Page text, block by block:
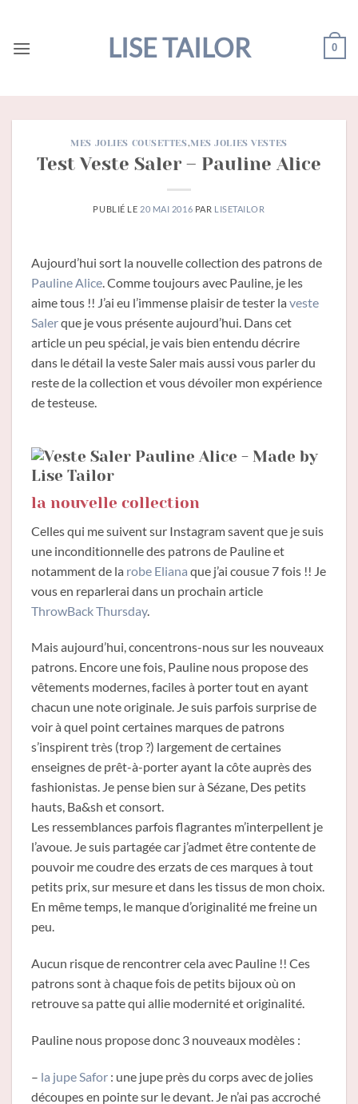
contenu
LISE TAILOR 0
MES JOLIES COUSETTES,MES JOLIES VESTES
Test Veste Saler – Pauline Alice
PUBLIÉ LE 20 MAI 2016 PAR LISETAILOR
Aujourd’hui sort la nouvelle collection des patrons de
Pauline Alice . Comme toujours avec Pauline, je les
aime tous !! J’ai eu l’immense plaisir de tester la veste
Salerque je vous présente aujourd’hui. Dans cet
article un peu spécial, je vais bien entendu décrire
dans le détail la veste Saler mais aussi vous parler du
reste de la collection et vous dévoiler mon expérience
de testeuse.
la nouvelle collection
Celles qui me suivent sur Instagram savent que je suis
une inconditionnelle des patrons de Pauline et
notamment de la robe Eliana que j’ai cousue 7 fois !! Je
vous en reparlerai dans un prochain article
ThrowBack Thursday.
Mais aujourd’hui, concentrons-nous sur les nouveaux
patrons. Encore une fois, Pauline nous propose des
vêtements modernes, faciles à porter tout en ayant
chacun une note originale. Je suis parfois surprise de
voir à quel point certaines marques de patrons
s’inspirent très (trop ?) largement de certaines
enseignes de prêt-à-porter ayant la côte auprès des
fashionistas. Je pense bien sur à Sézane, Des petits
hauts, Ba&sh et consort.
Les ressemblances parfois flagrantes m’interpellent je
l’avoue. Je suis partagée car j’admet être contente de
pouvoir me coudre des erzats de ces marques à tout
petits prix, sur mesure et dans les tissus de mon choix.
En même temps, le manque d’originalité me freine un
peu.
Aucun risque de rencontrer cela avec Pauline !! Ces
patrons sont à chaque fois de petits bijoux où on
retrouve sa patte qui allie modernité et originalité.
Pauline nous propose donc 3 nouveaux modèles :
– la jupe Safor : une jupe près du corps avec de jolies
découpes en pointe sur le devant. Je n’ai pas accroché